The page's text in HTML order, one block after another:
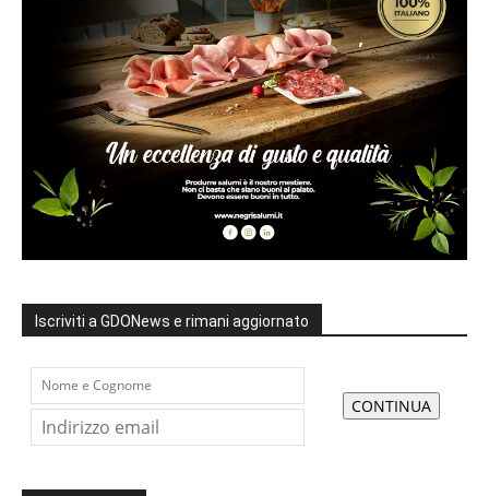
Iscriviti a GDONews e rimani aggiornato